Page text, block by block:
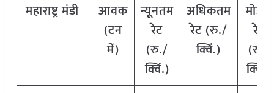
महाराष्ट्र मंडी
आवक
(टन
में)
न्यूनतम
रेट
(रु./
क्विं.)
अधिकतम
रेट (रु./
क्विं.)
मोडल
रेट
(रु./
क्विं.)